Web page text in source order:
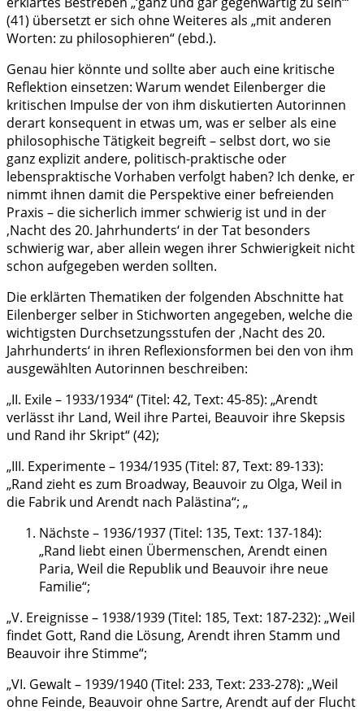
(41) übersetzt er sich ohne Weiteres als „mit anderen
Worten: zu philosophieren“ (ebd.).
Genau hier könnte und sollte aber auch eine kritische
Reflektion einsetzen: Warum wendet Eilenberger die
kritischen Impulse der von ihm diskutierten Autorinnen
derart konsequent in etwas um, was er selber als eine
philosophische Tätigkeit begreift – selbst dort, wo sie
ganz explizit andere, politisch-praktische oder
lebenspraktische Vorhaben verfolgt haben? Ich denke, er
nimmt ihnen damit die Perspektive einer befreienden
Praxis – die sicherlich immer schwierig ist und in der
‚Nacht des 20. Jahrhunderts‘ in der Tat besonders
schwierig war, aber allein wegen ihrer Schwierigkeit nicht
schon aufgegeben werden sollten.
Die erklärten Thematiken der folgenden Abschnitte hat
Eilenberger selber in Stichworten angegeben, welche die
wichtigsten Durchsetzungsstufen der ‚Nacht des 20.
Jahrhunderts‘ in ihren Reflexionsformen bei den von ihm
ausgewählten Autorinnen beschreiben:
„II. Exile – 1933/1934“ (Titel: 42, Text: 45-85): „Arendt
verlässt ihr Land, Weil ihre Partei, Beauvoir ihre Skepsis
und Rand ihr Skript“ (42);
„III. Experimente – 1934/1935 (Titel: 87, Text: 89-133):
„Rand zieht es zum Broadway, Beauvoir zu Olga, Weil in
die Fabrik und Arendt nach Palästina“; „
Nächste – 1936/1937 (Titel: 135, Text: 137-184):
„Rand liebt einen Übermenschen, Arendt einen
Paria, Weil die Republik und Beauvoir ihre neue
Familie“;
„V. Ereignisse – 1938/1939 (Titel: 185, Text: 187-232): „Weil
findet Gott, Rand die Lösung, Arendt ihren Stamm und
Beauvoir ihre Stimme“;
„VI. Gewalt – 1939/1940 (Titel: 233, Text: 233-278): „Weil
ohne Feinde, Beauvoir ohne Sartre, Arendt auf der Flucht